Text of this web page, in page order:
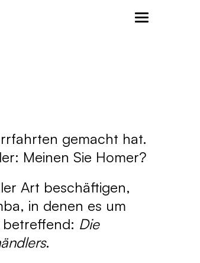
gemacht hat.
Meinen Sie Homer?
Art beschäftigen,
in denen es um
Die
.